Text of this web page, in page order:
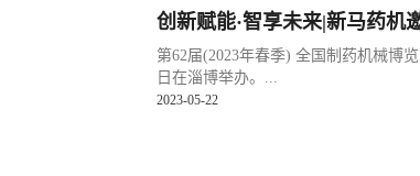
创新赋能·智享未来|新马药机
第62届(2023年春季) 全国制药机械博
日在淄博举办。...
2023-05-22